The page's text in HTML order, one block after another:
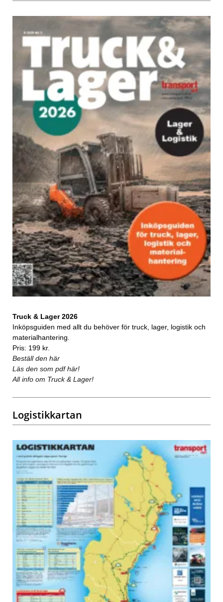
Truck & Lager 2026
Inköpsguiden med allt du behöver för truck, lager, logistik och
materialhantering.
Pris: 199 kr.
Beställ den här
Läs den som pdf här!
All info om Truck & Lager!
Logistikkartan